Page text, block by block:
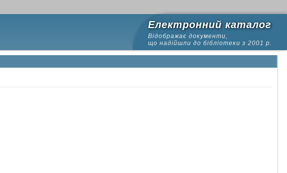
Електронний каталог
Відображає документи,
що надійшли до бібліотеки з 2001 р.